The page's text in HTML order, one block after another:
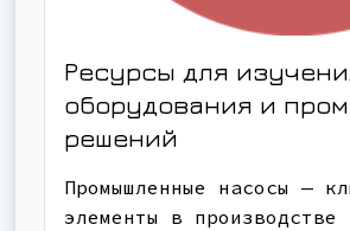
Ресурсы для
оборудования и
решений
Промышленные насосы —
элементы в производстве